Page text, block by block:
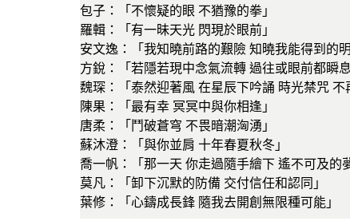
包子：「不懷疑的眼 不猶豫的拳」
羅輯：「有一昧天光 閃現於眼前」
安文逸：「我知曉前路的艱險 知曉我能得到的明
方銳：「若隱若現中念氣流轉 過往或眼前都瞬
魏琛：「泰然迎著風 在星辰下吟誦 時光禁咒 不
陳果：「最有幸 冥冥中與你相逢」
唐柔：「鬥破蒼穹 不畏暗潮洶湧」
蘇沐澄：「與你並肩 十年春夏秋冬」
喬一帆：「那一天 你走過隨手繪下 遙不可及的
莫凡：「卸下沉默的防備 交付信任和認同」
葉修：「心鑄成長鋒 隨我去開創無限種可能」